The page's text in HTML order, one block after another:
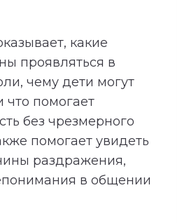
какие
проявляться в
чему дети могут
что помогает
без чрезмерного
помогает увидеть
раздражения,
в общении